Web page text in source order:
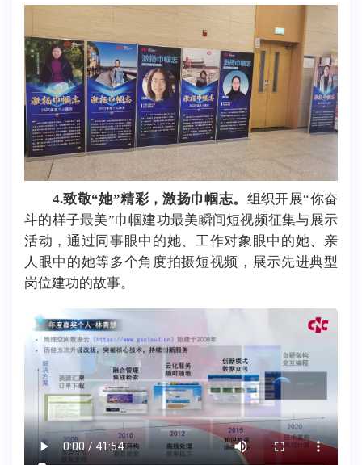
4.致敬“她”精彩，激扬巾帼志。 组织开展“你奋
斗的样子最美”巾帼建功最美瞬间短视频征集与展示
活动，通过同事眼中的她、工作对象眼中的她、亲
人眼中的她等多个角度拍摄短视频，展示先进典型
岗位建功的故事。